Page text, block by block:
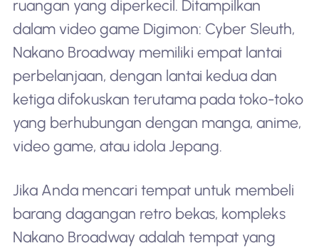
ruangan yang diperkecil. Ditampilkan
dalam video game Digimon: Cyber Sleuth,
Nakano Broadway memiliki empat lantai
perbelanjaan, dengan lantai kedua dan
ketiga difokuskan terutama pada toko-toko
yang berhubungan dengan manga, anime,
video game, atau idola Jepang.
Jika Anda mencari tempat untuk membeli
barang dagangan retro bekas, kompleks
Nakano Broadway adalah tempat yang